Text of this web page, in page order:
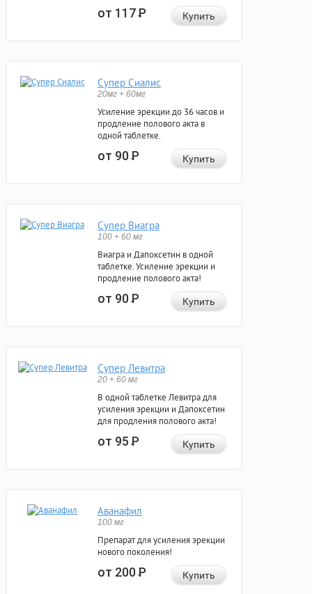
от 117Р Купить
Супер Сиалис
20мг + 60мг
Усиление эрекции до 36 часов и
продление полового акта в
одной таблетке.
от 90Р Купить
Супер Виагра
100 + 60 мг
Виагра и Дапоксетин в одной
таблетке. Усиление эрекции и
продление полового акта!
от 90Р Купить
Супер Левитра
20 + 60 мг
В одной таблетке Левитра для
усиления эрекции и Дапоксетин
для продления полового акта!
от 95Р Купить
Аванафил
100 мг
Препарат для усиления эрекции
нового поколения!
от 200Р Купить